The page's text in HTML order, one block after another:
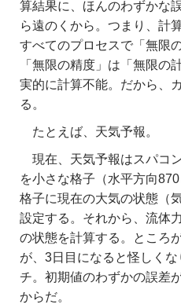
算結果に、ほんのわずかな
ら遠のくから。つまり、計
すべてのプロセスで「無限
「無限の精度」は「無限の
実的に計算不能。だから、
る。
たとえば、天気予報。
現在、天気予報はスパコ
を小さな格子（水平方向
格子に現在の大気の状態（
設定する。それから、流体
の状態を計算する。ところ
が、3日目になると怪しく
チ。初期値のわずかの誤差
からだ。